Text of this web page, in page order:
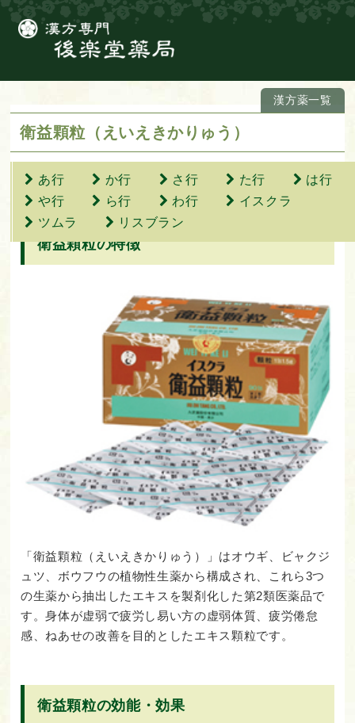
漢方薬一覧
衛益顆粒（えいえきかりゅう）
衛益顆粒の特徴
「衛益顆粒（えいえきかりゅう）」はオウギ、ビャクジ
ュツ、ボウフウの植物性生薬から構成され、これら3つ
の生薬から抽出したエキスを製剤化した第2類医薬品で
す。身体が虚弱で疲労し易い方の虚弱体質、疲労倦怠
感、ねあせの改善を目的としたエキス顆粒です。
衛益顆粒の効能・効果
あ行 か行 さ行 た行
は行
や行
ら行 わ行
イスクラ
ツムラ
リスブラン